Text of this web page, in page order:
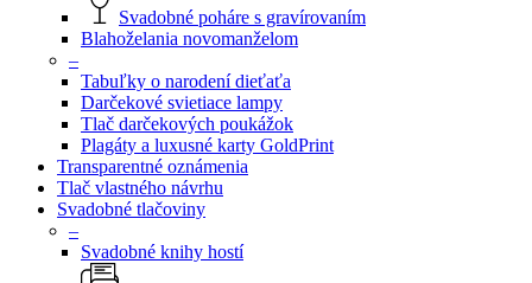
Svadobné poháre s gravírovaním
Blahoželania novomanželom
–
Tabuľky o narodení dieťaťa
Darčekové svietiace lampy
Tlač darčekových poukážok
Plagáty a luxusné karty GoldPrint
Transparentné oznámenia
Tlač vlastného návrhu
Svadobné tlačoviny
–
Svadobné knihy hostí